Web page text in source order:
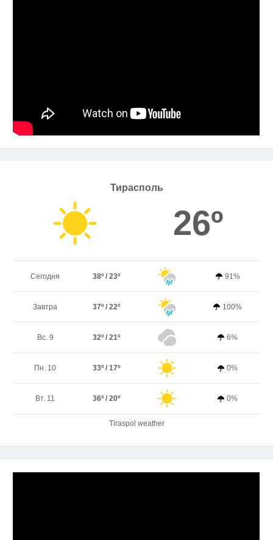
Тирасполь
26º
Сегодня 38º / 23º 91%
Завтра 37º / 22º 100%
Вс. 9 32º / 21º 6%
Пн. 10 33º / 17º 0%
Вт. 11 36º / 20º 0%
Tiraspol weather